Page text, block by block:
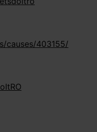
causes/403155/